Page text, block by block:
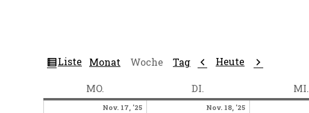
Ansicht
Liste Monat Woche Tag Zurück
Heute Weiter
MO. DI. MI.
Nov. 17, '25November
Nov. 18, '25November